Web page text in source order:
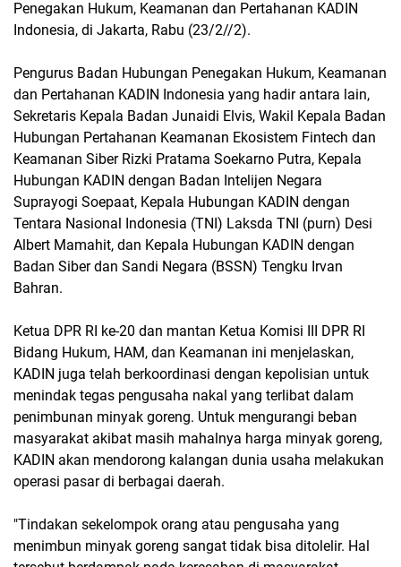
Penegakan Hukum, Keamanan dan Pertahanan KADIN
Indonesia, di Jakarta, Rabu (23/2//2).
Pengurus Badan Hubungan Penegakan Hukum, Keamanan
dan Pertahanan KADIN Indonesia yang hadir antara lain,
Sekretaris Kepala Badan Junaidi Elvis, Wakil Kepala Badan
Hubungan Pertahanan Keamanan Ekosistem Fintech dan
Keamanan Siber Rizki Pratama Soekarno Putra, Kepala
Hubungan KADIN dengan Badan Intelijen Negara
Suprayogi Soepaat, Kepala Hubungan KADIN dengan
Tentara Nasional Indonesia (TNI) Laksda TNI (purn) Desi
Albert Mamahit, dan Kepala Hubungan KADIN dengan
Badan Siber dan Sandi Negara (BSSN) Tengku Irvan
Bahran.
Ketua DPR RI ke-20 dan mantan Ketua Komisi III DPR RI
Bidang Hukum, HAM, dan Keamanan ini menjelaskan,
KADIN juga telah berkoordinasi dengan kepolisian untuk
menindak tegas pengusaha nakal yang terlibat dalam
penimbunan minyak goreng. Untuk mengurangi beban
masyarakat akibat masih mahalnya harga minyak goreng,
KADIN akan mendorong kalangan dunia usaha melakukan
operasi pasar di berbagai daerah.
"Tindakan sekelompok orang atau pengusaha yang
menimbun minyak goreng sangat tidak bisa ditolelir. Hal